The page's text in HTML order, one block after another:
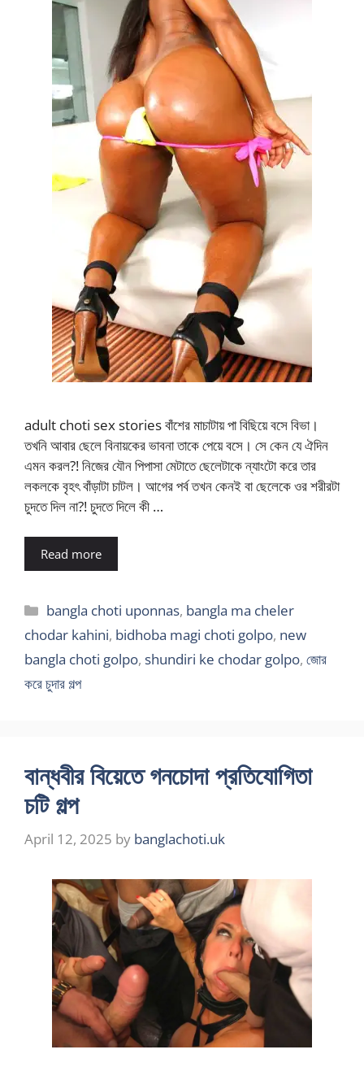
adult choti sex stories বাঁশের মাচাটায় পা বিছিয়ে বসে বিভা।
তখনি আবার ছেলে বিনায়কের ভাবনা তাকে পেয়ে বসে। সে কেন যে ঐদিন
এমন করল?! নিজের যৌন পিপাসা মেটাতে ছেলেটাকে ন্যাংটো করে তার
লকলকে বৃহৎ বাঁড়াটা চাটল। আগের পর্ব তখন কেনই বা ছেলেকে ওর শরীরটা
চুদতে দিল না?! চুদতে দিলে কী …
Read more
Categories
bangla choti uponnas, bangla ma cheler
chodar kahini, bidhoba magi choti golpo, new
bangla choti golpo, shundiri ke chodar golpo, জোর
করে চুদার গল্প
বান্ধবীর বিয়েতে গনচোদা প্রতিযোগিতা
চটি গল্প
April 12, 2025 by banglachoti.uk